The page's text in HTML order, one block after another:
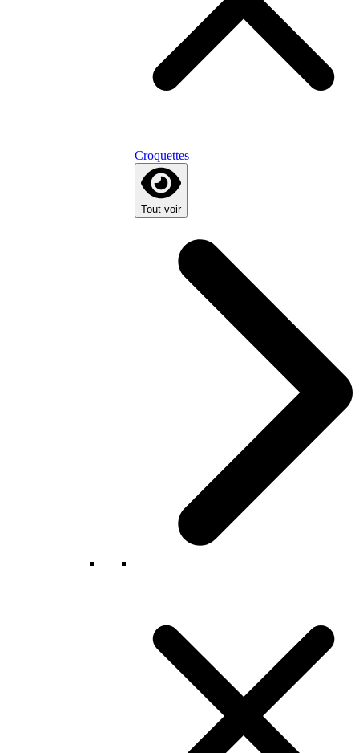
Croquettes
Tout voir